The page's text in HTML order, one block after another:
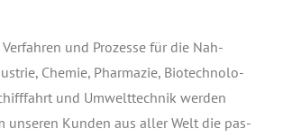
und Pro­zes­se für die Nah­
Che­mie, Phar­ma­zie, Bio­tech­no­lo­
und Umwelt­tech­nik wer­den
unse­ren Kun­den aus aller Welt die pas­